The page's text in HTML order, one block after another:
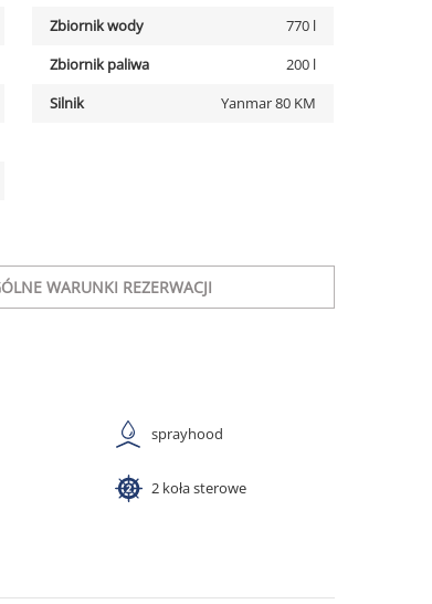
Zbiornik wody
770 l
Zbiornik paliwa
200 l
Silnik
Yanmar 80 KM
WARUNKI REZERWACJI
sprayhood
2 koła sterowe